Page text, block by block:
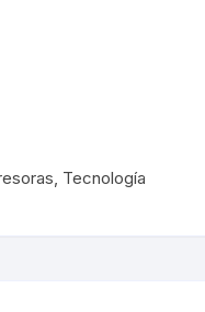
Tecnología